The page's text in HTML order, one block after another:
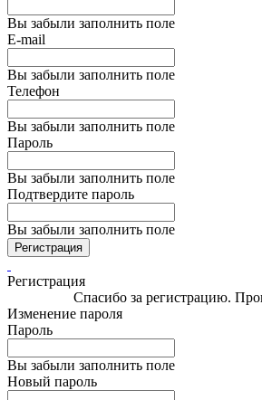
Вы забыли заполнить поле
E-mail
Вы забыли заполнить поле
Телефон
Вы забыли заполнить поле
Пароль
Вы забыли заполнить поле
Подтвердите пароль
Вы забыли заполнить поле
Регистрация
Регистрация
Спасибо за регистрацию.
Изменение пароля
Пароль
Вы забыли заполнить поле
Новый пароль